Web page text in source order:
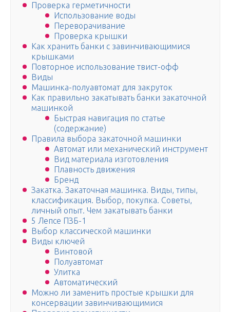
Проверка герметичности
Использование воды
Переворачивание
Проверка крышки
Как хранить банки с завинчивающимися
крышками
Повторное использование твист-офф
Виды
Машинка-полуавтомат для закруток
Как правильно закатывать банки закаточной
машинкой
Быстрая навигация по статье
(содержание)
Правила выбора закаточной машинки
Автомат или механический инструмент
Вид материала изготовления
Плавность движения
Бренд
Закатка. Закаточная машинка. Виды, типы,
классификация. Выбор, покупка. Советы,
личный опыт. Чем закатывать банки
5 Лепсе ПЗБ-1
Выбор классической машинки
Виды ключей
Винтовой
Полуавтомат
Улитка
Автоматический
Можно ли заменить простые крышки для
консервации завинчивающимися